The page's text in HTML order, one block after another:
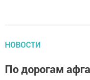
НОВОСТИ
По дорогам